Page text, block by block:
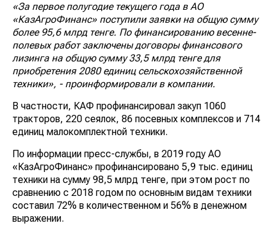
«За первое полугодие текущего года в АО
«КазАгроФинанс» поступили заявки на общую сумму
более 95,6 млрд тенге. По финансированию весенне-
полевых работ заключены договоры финансового
лизинга на общую сумму 33,5 млрд тенге для
приобретения 2080 единиц сельскохозяйственной
техники», - проинформировали в компании.
В частности, КАФ профинансировал закуп 1060
тракторов, 220 сеялок, 86 посевных комплексов и 714
единиц малокомплектной техники.
По информации пресс-службы, в 2019 году АО
«КазАгроФинанс» профинансировано 5,9 тыс. единиц
техники на сумму 98,5 млрд тенге, при этом рост по
сравнению с 2018 годом по основным видам техники
составил 72% в количественном и 56% в денежном
выражении.